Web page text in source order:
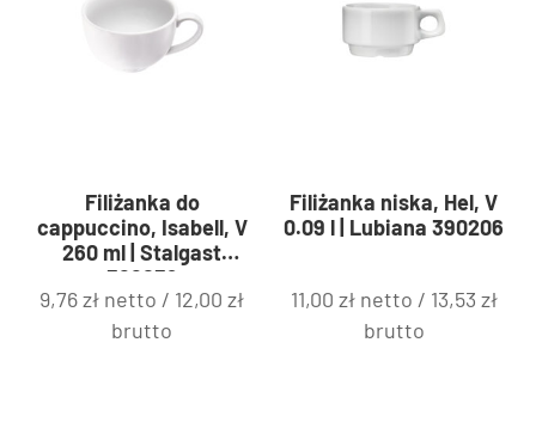
Filiżanka do
cappuccino, Isabell, V
260 ml | Stalgast
388239
9,76zł netto / 12,00zł
brutto
Filiżanka niska, Hel, V
0.09 l | Lubiana 390206
11,00 zł netto / 13,53 zł
brutto